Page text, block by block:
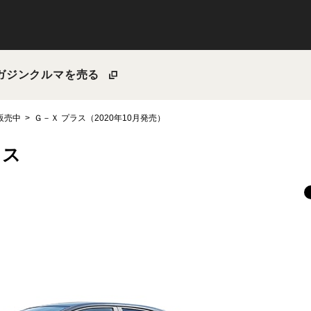
ジンクルマを売る
売中 Ｇ－Ｘ プラス（2020年10月発売）